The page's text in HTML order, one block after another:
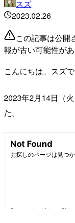
スズ
2023.02.26
この記事は公開
報が古い可能性が
こんにちは、スズで
2023年2月14日（
た。